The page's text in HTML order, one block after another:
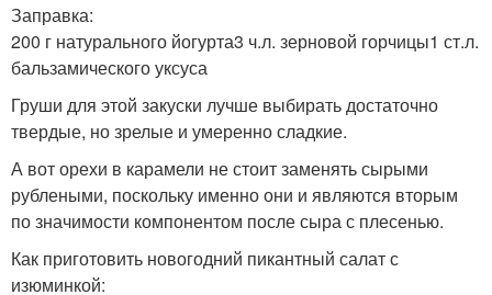
Заправка:
200 г натурального йогурта3 ч.л. зерновой горчицы1 ст.л.
бальзамического уксуса
Груши для этой закуски лучше выбирать достаточно
твердые, но зрелые и умеренно сладкие.
А вот орехи в карамели не стоит заменять сырыми
рублеными, поскольку именно они и являются вторым
по значимости компонентом после сыра с плесенью.
Как приготовить новогодний пикантный салат с
изюминкой: